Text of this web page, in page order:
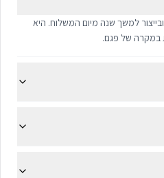
למשך שנה מיום המשלוח. היא
במקרה של פגם.